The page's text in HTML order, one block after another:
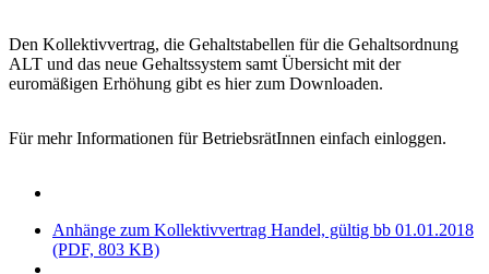
Den Kollektivvertrag, die Gehaltstabellen für die Gehaltsordnung
ALT und das neue Gehaltssystem samt Übersicht mit der
euromäßigen Erhöhung gibt es hier zum Downloaden.
Für mehr Informationen für BetriebsrätInnen einfach einloggen.
Anhänge zum Kollektivvertrag Handel, gültig bb 01.01.2018
(PDF, 803 KB)